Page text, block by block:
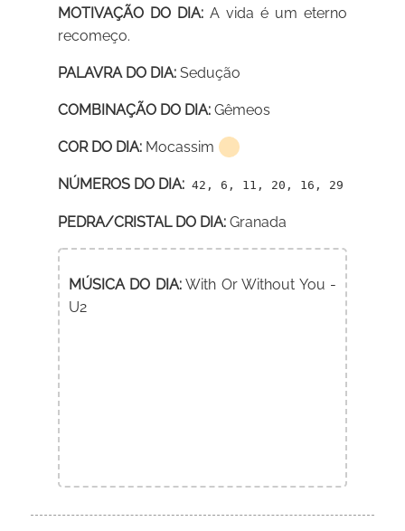
MOTIVAÇÃO DO DIA: A vida é um eterno
recomeço.
PALAVRA DO DIA: Sedução
COMBINAÇÃO DO DIA: Gêmeos
COR DO DIA: Mocassim
NÚMEROS DO DIA: 42, 6, 11, 20, 16, 29
PEDRA/CRISTAL DO DIA: Granada
MÚSICA DO DIA:With Or Without You -
U2